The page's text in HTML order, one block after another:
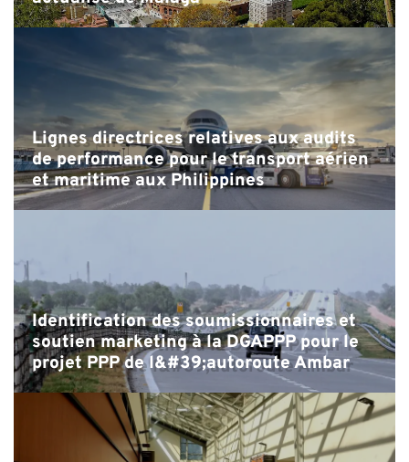
Lignes directrices relatives aux audits
de performance pour le transport aérien
et maritime aux Philippines
Identification des soumissionnaires et
soutien marketing à la DGAPPP pour le
projet PPP de l&#39;autoroute Ambar